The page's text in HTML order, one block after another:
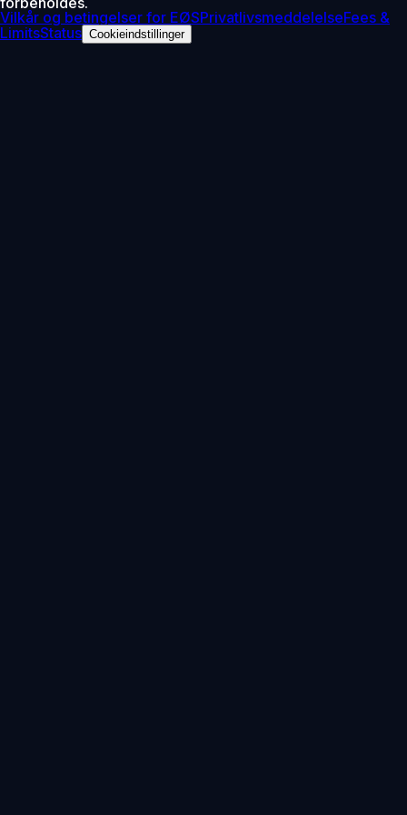
Vilkår og betingelser for EØSPrivatlivsmeddelelseFees &
LimitsStatus Cookieindstillinger